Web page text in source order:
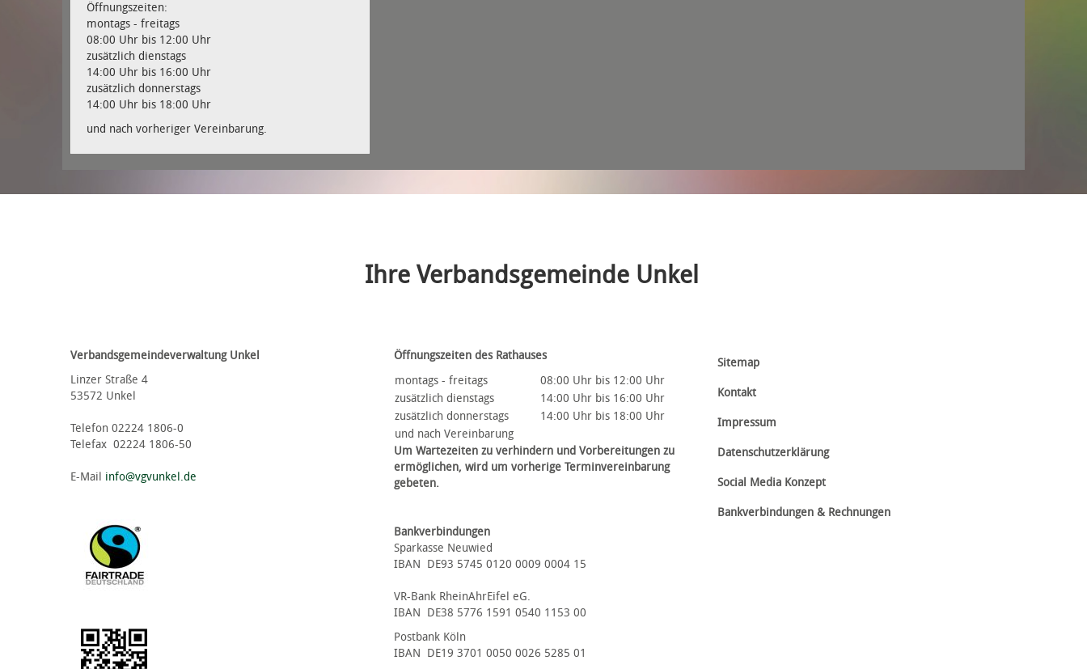
Öffnungszeiten:
montags - freitags
08:00 Uhr bis 12:00 Uhr
zusätzlich dienstags
14:00 Uhr bis 16:00 Uhr
zusätzlich donnerstags
14:00 Uhr bis 18:00 Uhr
und nach vorheriger Vereinbarung.
Ihre Verbandsgemeinde Unkel
Verbandsgemeindeverwaltung Unkel
Linzer Straße 4
53572 Unkel
Telefon 02224 1806-0
Telefax 02224 1806-50
E-Mail info@vgvunkel.de
Öffnungszeiten des Rathauses
montags - freitags
08:00 Uhr bis 12:00 Uhr
zusätzlich dienstags
14:00 Uhr bis 16:00 Uhr
zusätzlich donnerstags
14:00 Uhr bis 18:00 Uhr
und nach Vereinbarung
Um Wartezeiten zu verhindern und Vorbereitungen zu
ermöglichen, wird um vorherige Terminvereinbarung
gebeten.
Bankverbindungen
Sparkasse Neuwied
IBAN DE93 5745 0120 0009 0004 15
VR-Bank RheinAhrEifel eG.
IBAN DE38 5776 1591 0540 1153 00
Postbank Köln
IBAN DE19 3701 0050 0026 5285 01
Sitemap
Kontakt
Impressum
Datenschutzerklärung
Social Media Konzept
Bankverbindungen & Rechnungen